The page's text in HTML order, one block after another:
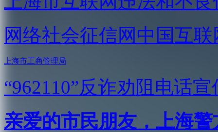
网络社会征信网 中国互
上海市工商管理局
“962110”反诈劝阻电话宣
亲爱的市民朋友，上海